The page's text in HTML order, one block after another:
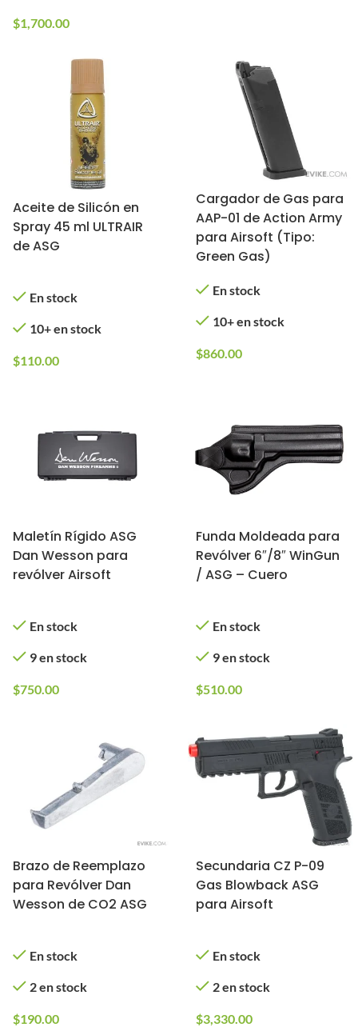
$1,700.00
Aceite de Silicón en
Spray 45 ml ULTRAIR
de ASG
En stock
10+ en stock
$110.00
Cargador de Gas para
AAP-01 de Action Army
para Airsoft (Tipo:
Green Gas)
En stock
10+ en stock
$860.00
Maletín Rígido ASG
Dan Wesson para
revólver Airsoft
En stock
9 en stock
$750.00
Funda Moldeada para
Revólver 6″/8″ WinGun
/ ASG – Cuero
En stock
9 en stock
$510.00
Brazo de Reemplazo
para Revólver Dan
Wesson de CO2 ASG
En stock
2 en stock
$190.00
Secundaria CZ P-09
Gas Blowback ASG
para Airsoft
En stock
2 en stock
$3,330.00